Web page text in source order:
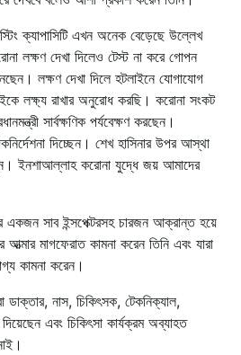
ক্যাপাসিটি এখন অনেক বেড়েছে উল্লেখ
লক্ষণ দেখা দিলেও টেস্ট না করে গোপন
লক্ষণ দেখা দিলে হটলাইনে যোগাযোগ
লক্ষ্য রাখার অনুরোধ করছি। করোনা সংকট
সার্বক্ষণিক পর্যবেক্ষণ করছেন।
দিচ্ছেন। শেখ হাসিনার উপর আস্থা
ইনশাআল্লাহ করোনা যুদ্ধে জয় আমাদের
একজন সাব ইন্সপেক্টরসহ চারজন আক্রান্ত হয়ে
মাগফেরাত কামনা করেন তিনি এবং যারা
কামনা করেন।
ডাক্তার, নাস, চিকিৎসক, টেকনিক্যাল,
দিয়েছেন এবং চিকিৎসা কার্যক্রম অব্যাহত